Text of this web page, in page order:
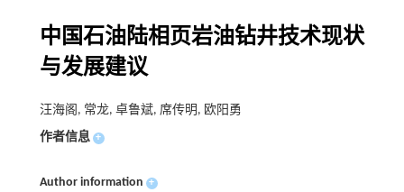
中国石油陆相页岩油钻井技术现状
与发展建议
汪海阁, 常龙, 卓鲁斌, 席传明, 欧阳勇
作者信息 +
Author information +